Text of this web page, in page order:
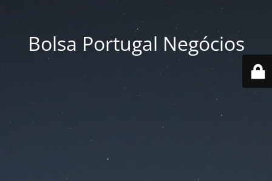
Bolsa Portugal Negócios